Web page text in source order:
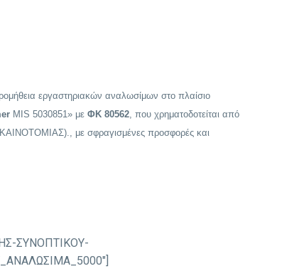
εργαστηριακών αναλωσίμων στο πλαίσιο
MIS 5030851» με ΦΚ 80562, που χρηματοδοτείται από
με σφραγισμένες προσφορές και
ΣΥΝΟΠΤΙΚΟΥ-